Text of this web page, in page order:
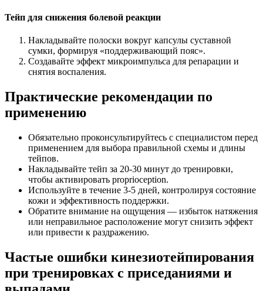
Тейп для снижения болевой реакции
Накладывайте полоски вокруг капсулы суставной
сумки, формируя «поддерживающий пояс».
Создавайте эффект микроимпульса для репарации и
снятия воспаления.
Практические рекомендации по
применению
Обязательно проконсультируйтесь с специалистом перед
применением для выбора правильной схемы и длины
тейпов.
Накладывайте тейп за 20-30 минут до тренировки,
чтобы активировать proprioception.
Используйте в течение 3-5 дней, контролируя состояние
кожи и эффективность поддержки.
Обратите внимание на ощущения — избыток натяжения
или неправильное расположение могут снизить эффект
или привести к раздражению.
Частые ошибки кинезиотейпирования
при тренировках с приседаниями и